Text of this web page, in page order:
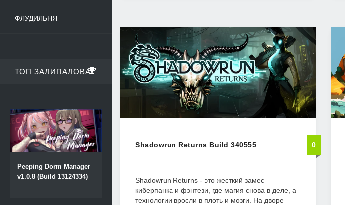
ФЛУДИЛЬНЯ
ТОП ЗАЛИПАЛОВА
Peeping Dorm Manager
v1.0.8 (Build 13124334)
Shadowrun Returns Build 340555 0
Shadowrun Returns - это жесткий замес
киберпанка и фэнтези, где магия снова в деле, а
технологии вросли в плоть и мозги. На дворе